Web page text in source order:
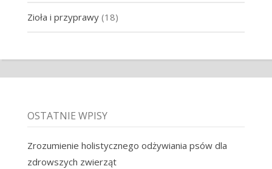
Zioła i przyprawy(18)
OSTATNIE WPISY
Zrozumienie holistycznego odżywiania psów dla
zdrowszych zwierząt